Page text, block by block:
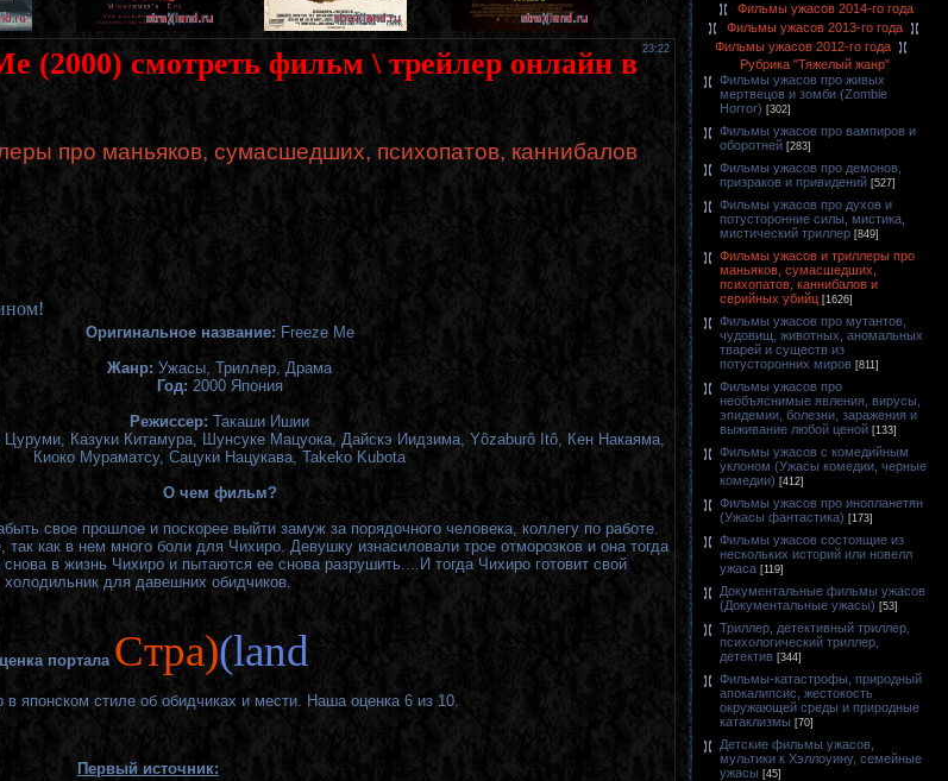
23:22
(2000) смотреть фильм \ трейлер онлайн в
про маньяков, сумасшедших, психопатов, каннибалов
Оригинальное название: Freeze Me
Жанр: Ужасы, Триллер, Драма
Год: 2000 Япония
Режиссер: Такаши Ишии
Цуруми, Казуки Китамура, Шунсуке Мацуока, Дайскэ Иидзима, Yôzaburô Itô, Кен Накаяма,
Киоко Мураматсу, Сацуки Нацукава, Takeko Kubota
О чем фильм?
свое прошлое и поскорее выйти замуж за порядочного человека, коллегу по работе.
как в нем много боли для Чихиро. Девушку изнасиловали трое отморозков и она тогда
в жизнь Чихиро и пытаются ее снова разрушить....И тогда Чихиро готовит свой
холодильник для давешних обидчиков.
портала Cтра)(land
в японском стиле об обидчиках и мести. Наша оценка 6 из 10.
Первый источник:
Фильмы ужасов 2014-го года
Фильмы ужасов 2013-го года
Фильмы ужасов 2012-го года
Рубрика "Тяжелый жанр"
Фильмы ужасов про живых
мертвецов и зомби (Zombie
Horror) [302]
Фильмы ужасов про вампиров и
оборотней [283]
Фильмы ужасов про демонов,
призраков и привидений [527]
Фильмы ужасов про духов и
потусторонние силы, мистика,
мистический триллер [849]
Фильмы ужасов и триллеры про
маньяков, сумасшедших,
психопатов, каннибалов и
серийных убийц [1626]
Фильмы ужасов про мутантов,
чудовищ, животных, аномальных
тварей и существ из
потусторонних миров [811]
Фильмы ужасов про
необъяснимые явления, вирусы,
эпидемии, болезни, заражения и
выживание любой ценой [133]
Фильмы ужасов с комедийным
уклоном (Ужасы комедии, черные
комедии) [412]
Фильмы ужасов про инопланетян
(Ужасы фантастика) [173]
Фильмы ужасов состоящие из
нескольких историй или новелл
ужаса [119]
Документальные фильмы ужасов
(Документальные ужасы) [53]
Триллер, детективный триллер,
психологический триллер,
детектив [344]
Фильмы-катастрофы, природный
апокалипсис, жестокость
окружающей среды и природные
катаклизмы [70]
Детские фильмы ужасов,
мультики к Хэллоуину, семейные
ужасы [45]